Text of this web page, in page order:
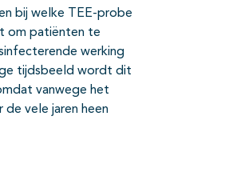
bij welke TEE-probe
om patiënten te
werking
tijdsbeeld wordt dit
vanwege het
vele jaren heen